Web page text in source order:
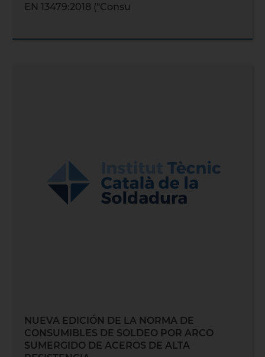
EN 13479:2018 ("Consu
NUEVA EDICIÓN DE LA NORMA DE
CONSUMIBLES DE SOLDEO POR ARCO
SUMERGIDO DE ACEROS DE ALTA